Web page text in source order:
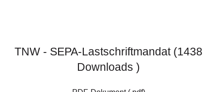
TNW - SEPA-Lastschriftmandat (1438
Downloads )